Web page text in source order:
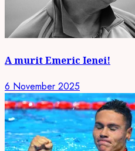
A murit Emeric Ienei!
6 November 2025